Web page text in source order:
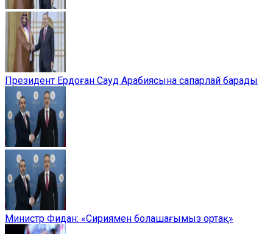
Президент Ердоған Сауд Арабиясына сапарлай барады
Министр Фидан: «Сириямен болашағымыз ортақ»